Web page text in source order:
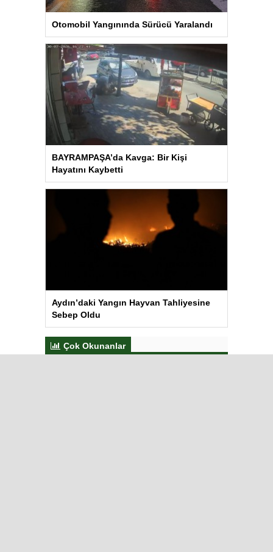
Otomobil Yangınında Sürücü Yaralandı
BAYRAMPAŞA’da Kavga: Bir Kişi
Hayatını Kaybetti
Aydın’daki Yangın Hayvan Tahliyesine
Sebep Oldu
Çok Okunanlar